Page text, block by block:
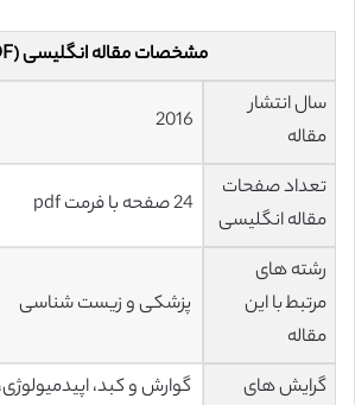
مشخصات مقاله انگلیسی (PDF)
سال انتشار
مقاله
2016
تعداد صفحات
مقاله انگلیسی
24 صفحه با فرمت pdf
رشته های
مرتبط با این
مقاله
پزشکی و زیست شناسی
گرایش های
گوارش و کبد،